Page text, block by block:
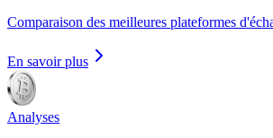
Comparaison des meilleures plateformes
En savoir plus
Analyses